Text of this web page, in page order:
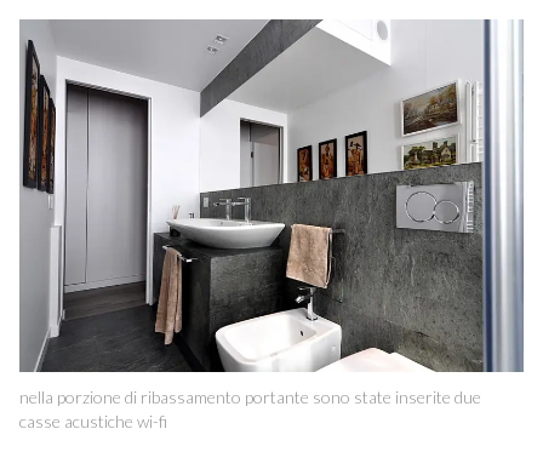
nella porzione di ribassamento portante sono state inserite due
casse acustiche wi-fi